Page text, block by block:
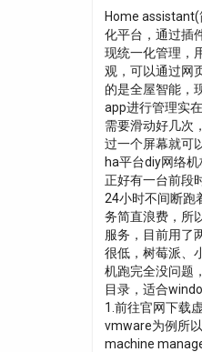
Home
化平台，通过插
现统一化管理，
观，可以通过网
的是全屋智能，
app进行管理实
需要滑动好几次
过一个屏幕就可
ha平台diy网络
正好有一台前段
24小时不间断跑
务简直浪费，所
服务，目前用了
很低，树莓派、
机跑完全没问题
目录，适合
1.前往官网下载
vmware为例所
machine